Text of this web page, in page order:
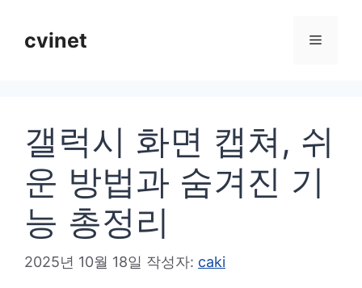
cvinet 메
갤럭시 화면 캡쳐, 쉬
운 방법과 숨겨진 기
능 총정리
2025년 10월 18일 작성자: caki